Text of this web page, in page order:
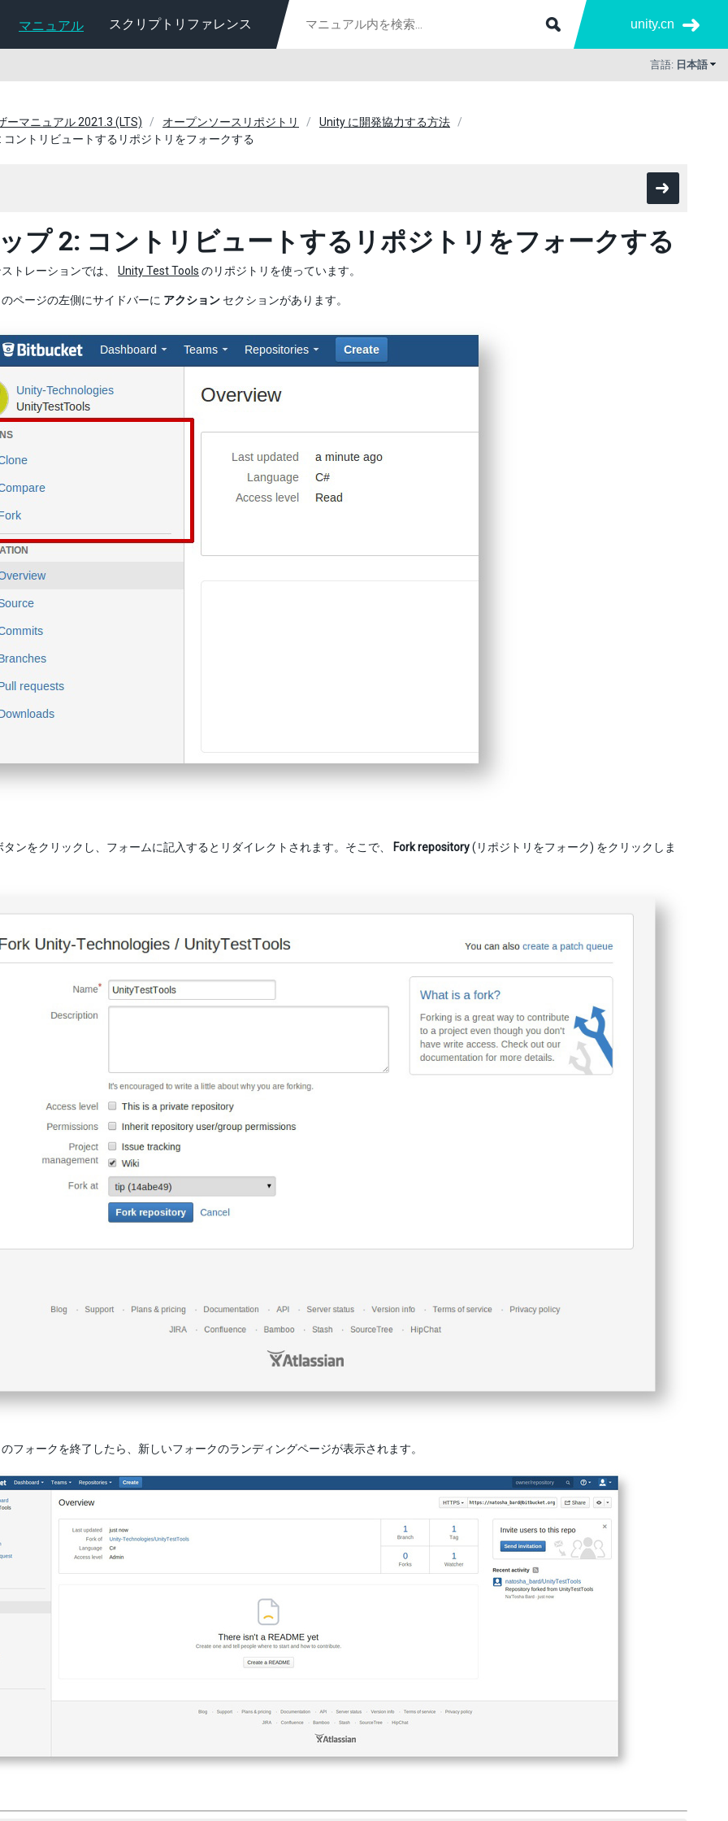
マニュアル スクリプトリファレンス unity.cn
言語: 日本語
ーマニュアル 2021.3 (LTS) オープンソースリポジトリ
Unity に開発協力する方法
コントリビュートするリポジトリをフォークする
プ 2: コントリビュートするリポジトリをフォークする
トレーションでは、 Unity Test Tools のリポジトリを使っています。
ページの左側にサイドバーに アクション セクションがあります。
ンをクリックし、フォームに記入するとリダイレクトされます。そこで、 Fork repository(リポジトリをフォーク) をクリックしま
フォークを終了したら、新しいフォークのランディングページが表示されます。